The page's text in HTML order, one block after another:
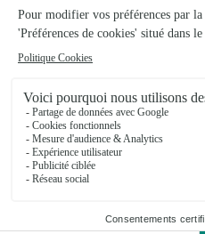
Mikedelacaze Cote Fleuri
PAU
★★★ ★★4.6 (156)
Voir la boutique